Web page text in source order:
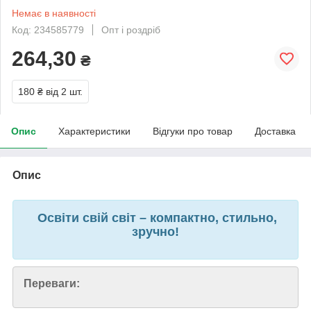
Немає в наявності
Код: 234585779
Опт і роздріб
264,30 ₴
180 ₴ від 2 шт.
Опис Характеристики Відгуки про товар Доставка
Опис
Освіти свій світ – компактно, стильно,
зручно!
Переваги: